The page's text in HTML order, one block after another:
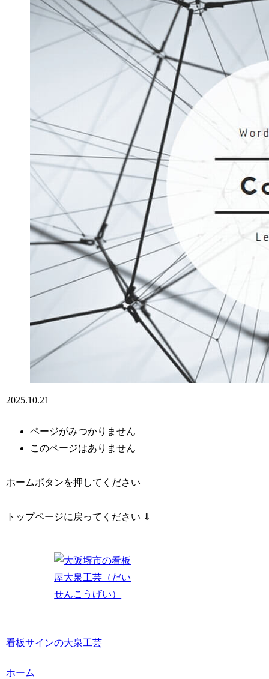
2025.10.21
ページがみつかりません
このページはありません
ホームボタンを押してください
トップページに戻ってください ⇓
看板サインの大泉工芸
ホーム